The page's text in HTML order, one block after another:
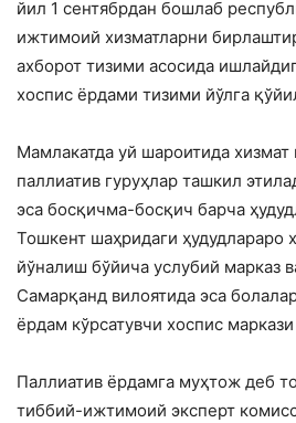
йил 1 сентябрдан бошлаб
ижтимоий хизматларни
ахборот тизими асосида
хоспис ёрдами тизими йўлга
Мамлакатда уй шароитида хизмат
паллиатив гуруҳлар ташкил
эса босқичма-босқич барча
Тошкент шаҳридаги ҳудудлараро
йўналиш бўйича услубий марказ
Самарқанд вилоятида эса
ёрдам кўрсатувчи хоспис
Паллиатив ёрдамга муҳтож деб
тиббий-ижтимоий эксперт